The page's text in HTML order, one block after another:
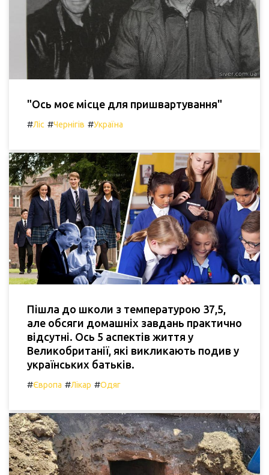
"Ось моє місце для пришвартування"
#Ліс #Чернігів #Україна
Пішла до школи з температурою 37,5,
але обсяги домашніх завдань практично
відсутні. Ось 5 аспектів життя у
Великобританії, які викликають подив у
українських батьків.
#Європа #Лікар #Одяг